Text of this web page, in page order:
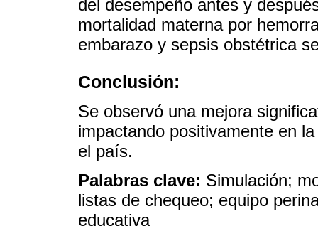
del desempeño antes y
mortalidad materna por
embarazo y sepsis obstétrica
Conclusión:
Se observó una mejora
impactando positivamente en
el país.
Palabras clave: Simulación;
listas de chequeo; equipo
educativa